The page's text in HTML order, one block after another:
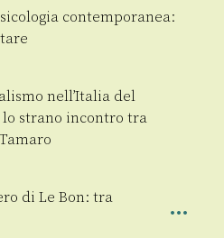
contemporanea:
nell’Italia del
lo strano incontro tra
di Le Bon: tra